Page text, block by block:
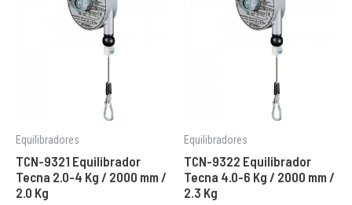
Equilibradores
TCN-9321 Equilibrador
Tecna 2.0-4 Kg / 2000 mm /
2.0 Kg
Equilibradores
TCN-9322 Equilibrador
Tecna 4.0-6 Kg / 2000 mm /
2.3 Kg